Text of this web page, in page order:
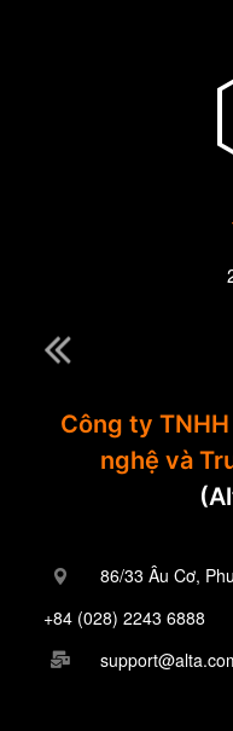
Công ty
nghệ và
86/33 Âu Cơ,
+84 (028) 2243 6888